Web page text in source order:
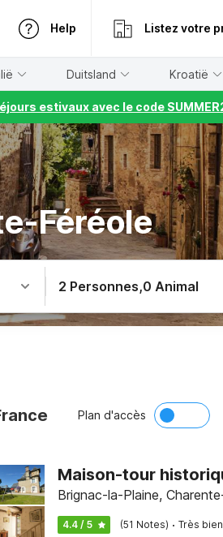
Help Listez votre
Duitsland Kroatië
estivaux avec le code
Féréole
2 Personnes,0 Animal
Plan d'accès
Maison-tour
Brignac-la-Plaine,
4.4 / 5 (51 Notes) · Très bien